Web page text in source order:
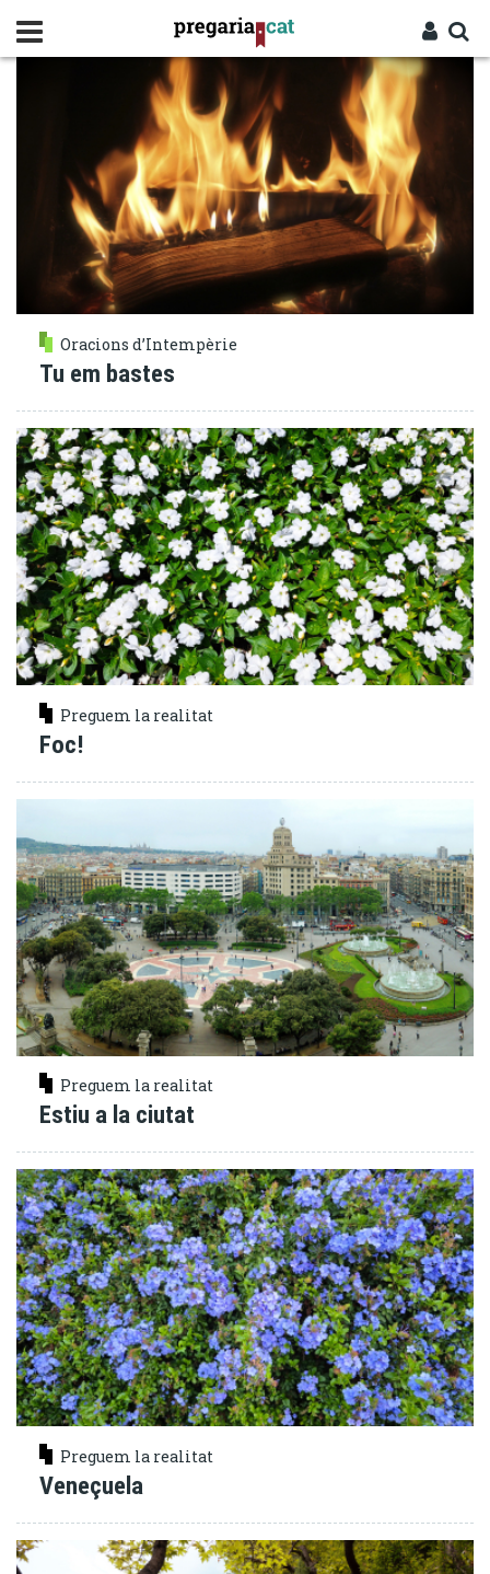
contingut
Entra
ESPERANÇA
Oracions d’Intempèrie
Tu em bastes
Preguem la realitat
Foc!
Preguem la realitat
Estiu a la ciutat
Preguem la realitat
Veneçuela